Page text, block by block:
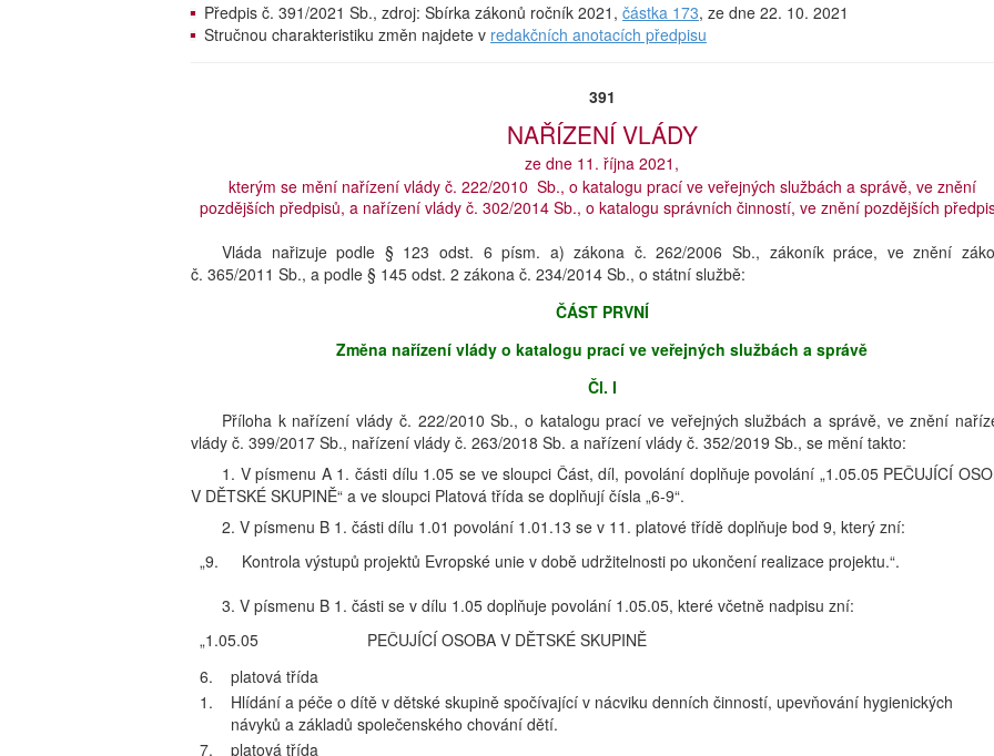
Předpis č. 391/2021 Sb., zdroj: Sbírka zákonů ročník 2021, částka 173, ze dne 22. 10. 2021
Stručnou charakteristiku změn najdete v redakčních anotacích předpisu
391
NAŘÍZENÍ VLÁDY
ze dne 11. října 2021,
kterým se mění nařízení vlády č. 222/2010 Sb., o katalogu prací ve veřejných službách a správě, ve znění
pozdějších předpisů, a nařízení vlády č. 302/2014 Sb., o katalogu správních činností, ve znění pozdějších
Vláda nařizuje podle § 123 odst. 6 písm. a) zákona č. 262/2006 Sb., zákoník práce, ve znění
č. 365/2011 Sb., a podle § 145 odst. 2 zákona č. 234/2014 Sb., o státní službě:
ČÁST PRVNÍ
Změna nařízení vlády o katalogu prací ve veřejných službách a správě
Čl. I
Příloha k nařízení vlády č. 222/2010 Sb., o katalogu prací ve veřejných službách a správě, ve znění
vlády č. 399/2017 Sb., nařízení vlády č. 263/2018 Sb. a nařízení vlády č. 352/2019 Sb., se mění takto:
1. V písmenu A 1. části dílu 1.05 se ve sloupci Část, díl, povolání doplňuje povolání „1.05.05 PEČUJÍCÍ
V DĚTSKÉ SKUPINĚ“ a ve sloupci Platová třída se doplňují čísla „6-9“.
2. V písmenu B 1. části dílu 1.01 povolání 1.01.13 se v 11. platové třídě doplňuje bod 9, který zní:
„9.
Kontrola výstupů projektů Evropské unie v době udržitelnosti po ukončení realizace projektu.“.
3. V písmenu B 1. části se v dílu 1.05 doplňuje povolání 1.05.05, které včetně nadpisu zní:
„1.05.05
PEČUJÍCÍ OSOBA V DĚTSKÉ SKUPINĚ
6.
platová třída
1.
Hlídání a péče o dítě v dětské skupině spočívající v nácviku denních činností, upevňování hygienických
návyků a základů společenského chování dětí.
7.
platová třída